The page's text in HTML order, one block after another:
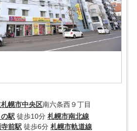
札幌市中央区南六条西９丁目
駅 徒歩10分 札幌市南北線
前駅 徒歩6分 札幌市軌道線